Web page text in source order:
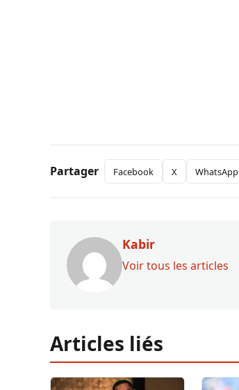
Partager Facebook X WhatsApp
Kabir
Voir tous les articles
Articles liés